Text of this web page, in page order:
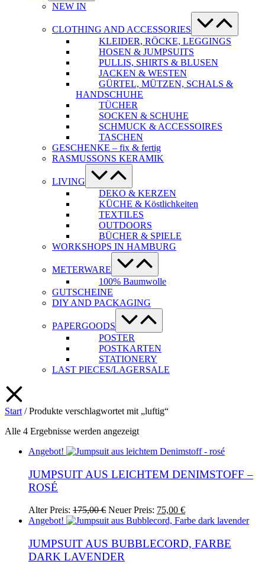
NEW IN
CLOTHING AND ACCESSORIES
Menü-
Schalter
KLEIDER, RÖCKE, LEGGINGS
HOSEN & JUMPSUITS
PULLIS, SHIRTS & BLUSEN
JACKEN & WESTEN
GÜRTEL, MÜTZEN, SCHALS &
HANDSCHUHE
TÜCHER
SOCKEN & SCHUHE
SCHMUCK & ACCESSOIRES
TASCHEN
GESCHENKE – fix & fertig
RASMUSSONS KERAMIK
LIVING
Menü-
Schalter
DEKO & KERZEN
KÜCHE & Köstlichkeiten
TEXTILES
OUTDOORS
BÜCHER & SPIELE
WORKSHOPS IN HAMBURG
METERWARE
Menü-
Schalter
100% Baumwolle
GUTSCHEINE
DIY AND PACKAGING
PAPERGOODS
Menü-
Schalter
POSTER
POSTKARTEN
STATIONERY
LAST PIECES/LAGERSALE
Start / Produkte verschlagwortet mit „luftig“
Alle 4 Ergebnisse werden angezeigtNach
sortiert
Angebot!
JUMPSUIT AUS LEICHTEM DENIMSTOFF –
ROSÉ
Alter Preis: 175,00€ Ursprünglicher
Preis
175,00 €
Neuer Preis: 75,00 €Aktueller
Preis
75,00 €.
Dieses
Produkt
mehrere
Varianten
Angebot!
JUMPSUIT AUS BUBBLECORD, FARBE
DARK LAVENDER